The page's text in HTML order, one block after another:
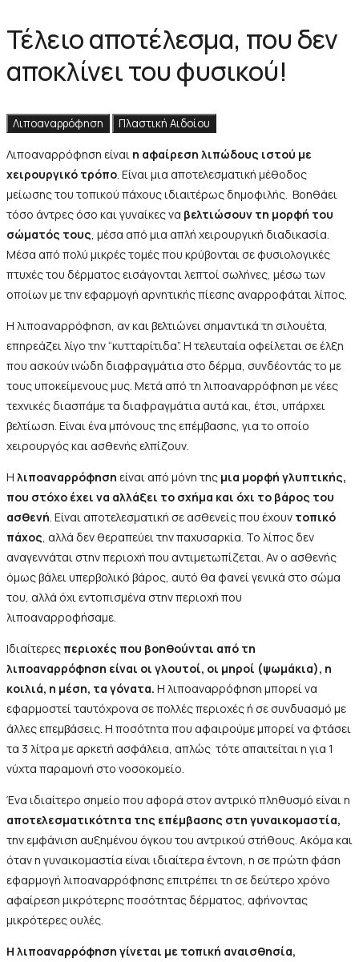
Τέλειο αποτέλεσμα, που δεν
αποκλίνει του φυσικού!
Λιποαναρρόφηση Πλαστική Αιδοίου
Λιποαναρρόφηση είναι η αφαίρεση λιπώδους ιστού με
χειρουργικό τρόπο . Είναι μια αποτελεσματική μέθοδος
μείωσης του τοπικού πάχους ιδιαιτέρως δημοφιλής. Βοηθάει
τόσο άντρες όσο και γυναίκες να βελτιώσουν τη μορφή του
σώματός τους , μέσα από μια απλή χειρουργική διαδικασία.
Μέσα από πολύ μικρές τομές που κρύβονται σε φυσιολογικές
πτυχές του δέρματος εισάγονται λεπτοί σωλήνες, μέσω των
οποίων με την εφαρμογή αρνητικής πίεσης αναρροφάται λίπος.
Η λιποαναρρόφηση, αν και βελτιώνει σημαντικά τη σιλουέτα,
επηρεάζει λίγο την “κυτταρίτιδα”. Η τελευταία οφείλεται σε έλξη
που ασκούν ινώδη διαφραγμάτια στο δέρμα, συνδέοντάς το με
τους υποκείμενους μυς. Μετά από τη λιποαναρρόφηση με νέες
τεχνικές διασπάμε τα διαφραγμάτια αυτά και, έτσι, υπάρχει
βελτίωση. Είναι ένα μπόνους της επέμβασης, για το οποίο
χειρουργός και ασθενής ελπίζουν.
Η λιποαναρρόφηση είναι από μόνη της μια μορφή γλυπτικής,
που στόχο έχει να αλλάξει το σχήμα και όχι το βάρος του
ασθενή . Είναι αποτελεσματική σε ασθενείς που έχουν τοπικό
πάχος , αλλά δεν θεραπεύει την παχυσαρκία. Το λίπος δεν
αναγεννάται στην περιοχή που αντιμετωπίζεται. Αν ο ασθενής
όμως βάλει υπερβολικό βάρος, αυτό θα φανεί γενικά στο σώμα
του, αλλά όχι εντοπισμένα στην περιοχή που
λιποαναρροφήσαμε.
Ιδιαίτερες περιοχές που βοηθούνται από τη
λιποαναρρόφηση είναι οι γλουτοί, οι μηροί (ψωμάκια), η
κοιλιά, η μέση, τα γόνατα. Η λιποαναρρόφηση μπορεί να
εφαρμοστεί ταυτόχρονα σε πολλές περιοχές ή σε συνδυασμό με
άλλες επεμβάσεις. Η ποσότητα που αφαιρούμε μπορεί να φτάσει
τα 3 λίτρα με αρκετή ασφάλεια, απλώς τότε απαιτείται η για 1
νύχτα παραμονή στο νοσοκομείο.
Ένα ιδιαίτερο σημείο που αφορά στον αντρικό πληθυσμό είναι η
αποτελεσματικότητα της επέμβασης στη γυναικομαστία,
την εμφάνιση αυξημένου όγκου του αντρικού στήθους. Ακόμα και
όταν η γυναικομαστία είναι ιδιαίτερα έντονη, η σε πρώτη φάση
εφαρμογή λιποαναρρόφησης επιτρέπει τη σε δεύτερο χρόνο
αφαίρεση μικρότερης ποσότητας δέρματος, αφήνοντας
μικρότερες ουλές.
Η λιποαναρρόφηση γίνεται με τοπική αναισθησία,